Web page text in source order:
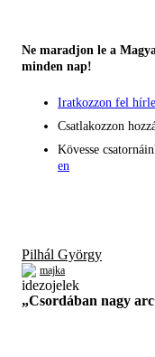
Ne maradjon le a
minden nap!
Iratkozzon fel
Csatlakozzon
Kövesse
en
Pilhál György
majka
„Csordában nagy